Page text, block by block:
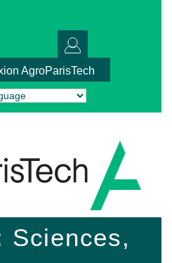
AgroParisTech
Translate
Sciences,